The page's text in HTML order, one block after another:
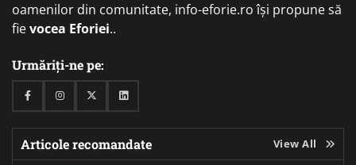
oamenilor din comunitate, info-eforie.ro își propune să
fievocea Eforiei..
Urmăriți-ne pe:
FacebookInstagramTwitterLinkedin
Articole recomandate View All